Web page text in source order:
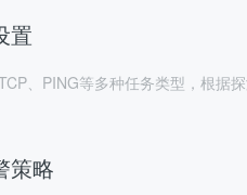
置
、PING等多种任务类型，根据
策略